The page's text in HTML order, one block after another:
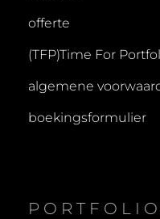
offerte
(TFP)Time For
algemene
boekingsformulier
PORTFOLIO